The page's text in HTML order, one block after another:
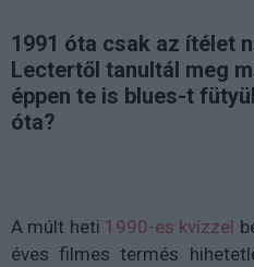
1991 óta csak az ítélet
Lectertől tanultál meg
éppen te is blues-t
óta?
A múlt heti 1990-es kvízzel
éves filmes termés